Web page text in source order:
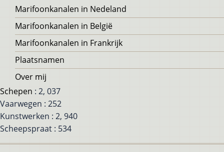
Voet
Marifoonkanalen in Nedeland
Marifoonkanalen in België
Marifoonkanalen in Frankrijk
Plaatsnamen
Over mij
Schepen : 2, 037
Vaarwegen : 252
Kunstwerken : 2, 940
Scheepspraat : 534